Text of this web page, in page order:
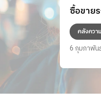
ซื้อขาย
คลังควา
6 กุมภาพัน